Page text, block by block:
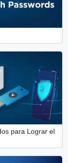
para Lograr el